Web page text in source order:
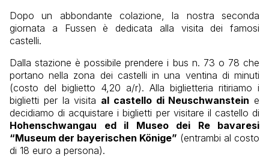
Dopo un abbondante colazione, la nostra seconda
giornata a Fussen è dedicata alla visita dei famosi
castelli.
Dalla stazione è possibile prendere i bus n. 73 o 78 che
portano nella zona dei castelli in una ventina di minuti
(costo del biglietto 4,20 a/r). Alla biglietteria ritiriamo i
biglietti per la visita al castello di Neuschwanstein e
decidiamo di acquistare i biglietti per visitare il castello di
Hohenschwangau ed il Museo dei Re bavaresi
“Museum der bayerischen Könige” (entrambi al costo
di 18 euro a persona).